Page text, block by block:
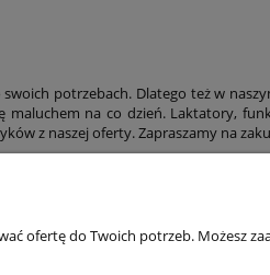
potrzebach. Dlatego też w
na co dzień. Laktatory,
z naszej oferty. Zapraszamy na
Moje konto
ofertę do Twoich potrzeb. Możesz